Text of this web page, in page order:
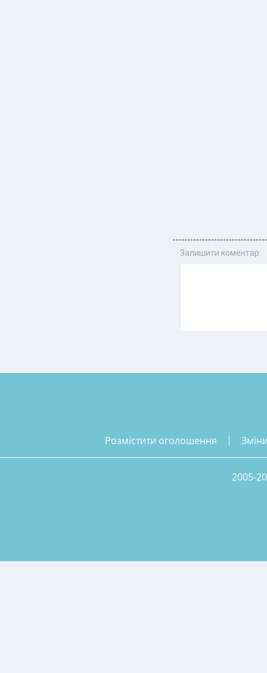
Залишити коментар:
розмістити оголошення
2005-